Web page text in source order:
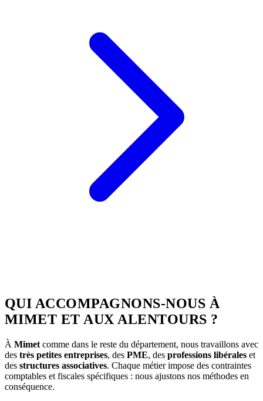
QUI ACCOMPAGNONS-NOUS À
MIMET ET AUX ALENTOURS ?
À Mimet comme dans le reste du département, nous travaillons avec
des très petites entreprises, des PME, des professions libérales et
des structures associatives. Chaque métier impose des contraintes
comptables et fiscales spécifiques : nous ajustons nos méthodes en
conséquence.